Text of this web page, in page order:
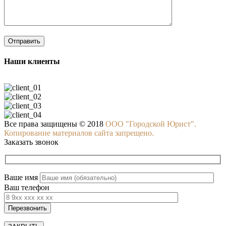
Наши клиенты
Все права защищены © 2018 ООО "Городской Юрист".
Копирование материалов сайта запрещено.
Заказать звонок
Ваше имя
Ваш телефон